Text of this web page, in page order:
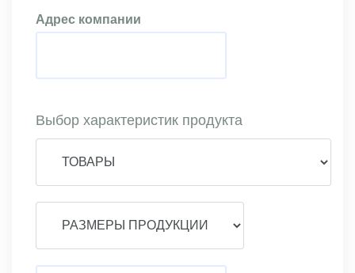
Адрес компании
Выбор характеристик продукта